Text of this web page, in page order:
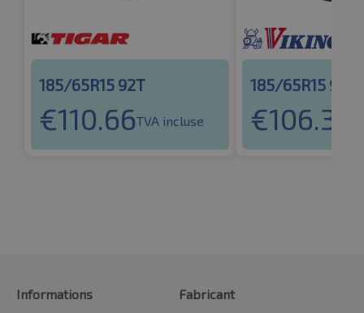
185/65R15 92T
€110.66TVA incluse
185/65R15 92T
€106.37
Informations Fabricant